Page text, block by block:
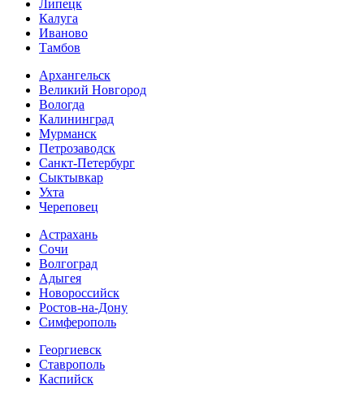
Липецк
Калуга
Иваново
Тамбов
Архангельск
Великий Новгород
Вологда
Калининград
Мурманск
Петрозаводск
Санкт-Петербург
Сыктывкар
Ухта
Череповец
Астрахань
Сочи
Волгоград
Адыгея
Новороссийск
Ростов-на-Дону
Симферополь
Георгиевск
Ставрополь
Каспийск